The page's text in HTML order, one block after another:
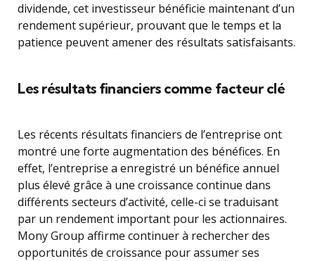
dividende, cet investisseur bénéficie maintenant d’un
rendement supérieur, prouvant que le temps et la
patience peuvent amener des résultats satisfaisants.
Les résultats financiers comme facteur clé
Les récents résultats financiers de l’entreprise ont
montré une forte augmentation des bénéfices. En
effet, l’entreprise a enregistré un bénéfice annuel
plus élevé grâce à une croissance continue dans
différents secteurs d’activité, celle-ci se traduisant
par un rendement important pour les actionnaires.
Mony Group affirme continuer à rechercher des
opportunités de croissance pour assumer ses